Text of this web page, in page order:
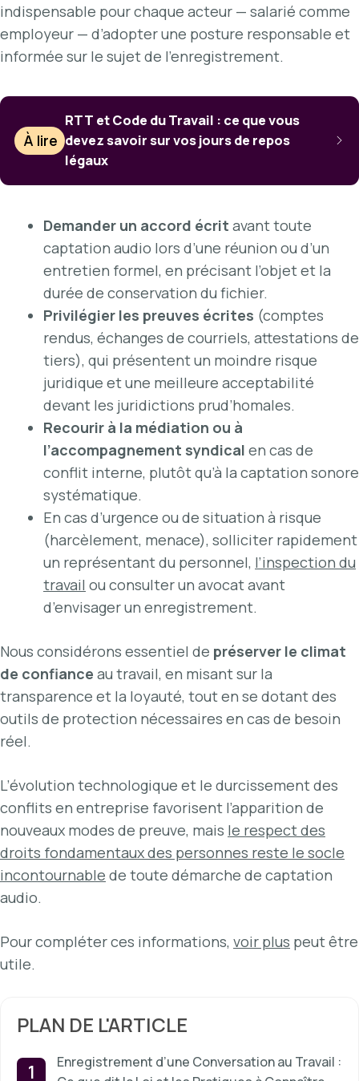
indispensable pour chaque acteur — salarié comme
employeur — d’adopter une posture responsable et
informée sur le sujet de l’enregistrement.
À lire
RTT et Code du Travail : ce que vous
devez savoir sur vos jours de repos
légaux
Demander un accord écrit avant toute
captation audio lors d’une réunion ou d’un
entretien formel, en précisant l’objet et la
durée de conservation du fichier.
Privilégier les preuves écrites (comptes
rendus, échanges de courriels, attestations de
tiers), qui présentent un moindre risque
juridique et une meilleure acceptabilité
devant les juridictions prud’homales.
Recourir à la médiation ou à
l’accompagnement syndical en cas de
conflit interne, plutôt qu’à la captation sonore
systématique.
En cas d’urgence ou de situation à risque
(harcèlement, menace), solliciter rapidement
un représentant du personnel, l’inspection du
travail ou consulter un avocat avant
d’envisager un enregistrement.
Nous considérons essentiel de préserver le climat
de confiance au travail, en misant sur la
transparence et la loyauté, tout en se dotant des
outils de protection nécessaires en cas de besoin
réel.
L’évolution technologique et le durcissement des
conflits en entreprise favorisent l’apparition de
nouveaux modes de preuve, mais le respect des
droits fondamentaux des personnes reste le socle
incontournable de toute démarche de captation
audio.
Pour compléter ces informations, voir plus peut être
utile.
PLAN DE L'ARTICLE
Enregistrement d’une Conversation au Travail :